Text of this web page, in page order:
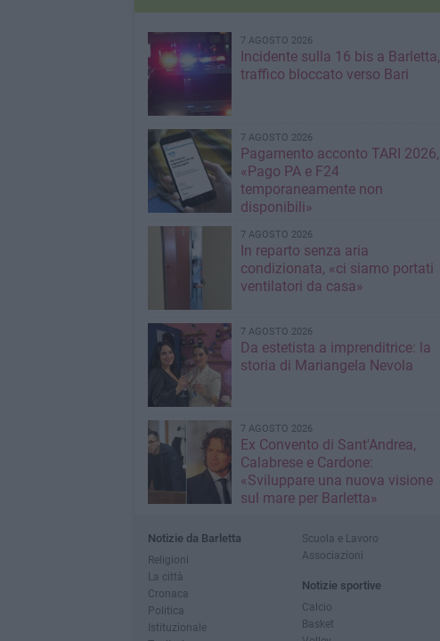
7 AGOSTO 2026
Incidente sulla 16 bis a Barletta,
traffico bloccato verso Bari
7 AGOSTO 2026
Pagamento acconto TARI 2026,
«Pago PA e F24
temporaneamente non
disponibili»
7 AGOSTO 2026
In reparto senza aria
condizionata, «ci siamo portati
ventilatori da casa»
7 AGOSTO 2026
Da estetista a imprenditrice: la
storia di Mariangela Nevola
7 AGOSTO 2026
Ex Convento di Sant'Andrea,
Calabrese e Cardone:
«Sviluppare una nuova visione
sul mare per Barletta»
Notizie da Barletta
Religioni
La città
Cronaca
Politica
Istituzionale
Scuola e Lavoro
Associazioni
Notizie sportive
Calcio
Basket